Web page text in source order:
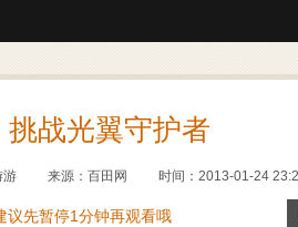
挑战光翼守护者
游 来源： 百田网 时间：2013-01-24
议先暂停1分钟再观看哦